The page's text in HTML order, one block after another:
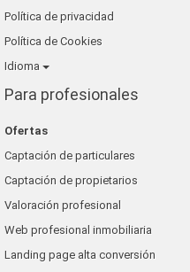
Política de privacidad
Política de Cookies
Idioma
Para profesionales
Ofertas
Captación de particulares
Captación de propietarios
Valoración profesional
Web profesional inmobiliaria
Landing page alta conversión